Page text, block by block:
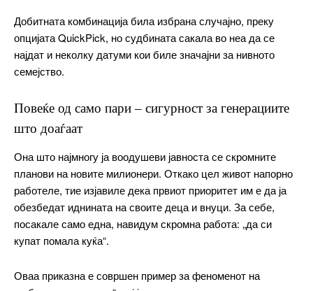
Free
бесплатно / forever
ИЗБЕРЕТЕ ПЛАН
Included for free:
Etiam est nibh, lobortis sit
Praesent euismod ac
Nullam eu erat condimentum
Добитната комбинација била избрана случајно, преку
опцијата QuickPick, но судбината сакала во неа да се
најдат и неколку датуми кои биле значајни за нивното
семејство.
Повеќе од само пари – сигурност за генерациите
што доаѓаат
Она што најмногу ја воодушеви јавноста се скромните
планови на новите милионери. Откако цел живот напорно
работеле, тие изјавиле дека првиот приоритет им е да ја
обезбедат иднината на своите деца и внуци. За себе,
посакале само една, навидум скромна работа: „да си
купат помала куќа“.
Оваа приказна е совршен пример за феноменот на